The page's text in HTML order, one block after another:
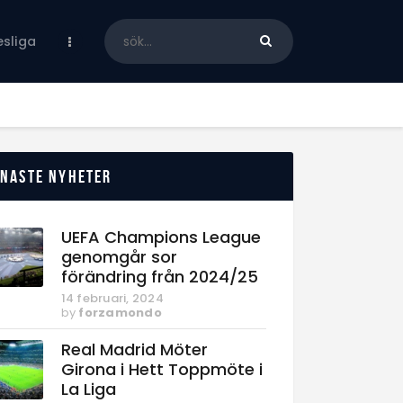
nyheter
UEFA Champions League
genomgår sor
förändring från 2024/25
14 februari, 2024
by forzamondo
Real Madrid Möter
Girona i Hett Toppmöte i
La Liga